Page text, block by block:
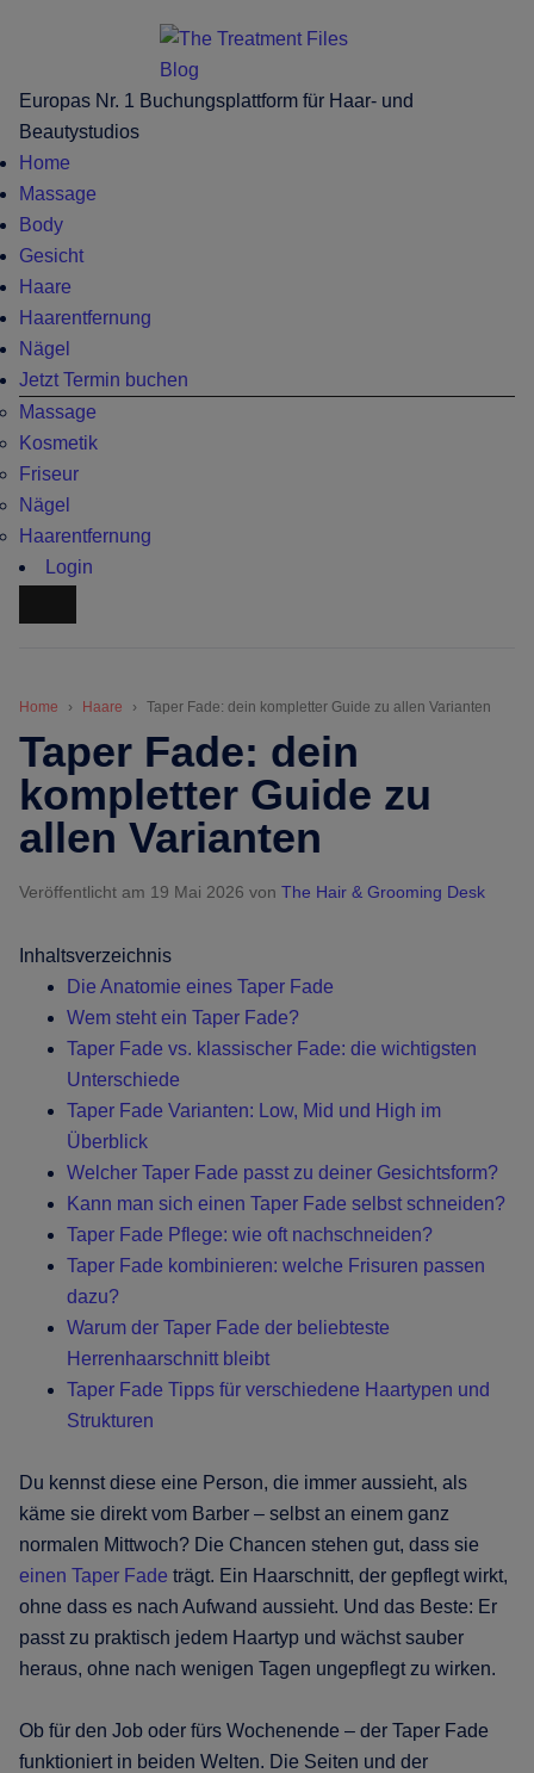
content
menu
Europas Nr. 1 Buchungsplattform für Haar- und
Beautystudios
Home
Massage
Body
Gesicht
Haare
Haarentfernung
Nägel
Jetzt Termin buchen
Massage
Kosmetik
Friseur
Nägel
Haarentfernung
Login
Home Haare Taper Fade: dein kompletter Guide zu allen Varianten
Taper Fade: dein
kompletter Guide zu
allen Varianten
Veröffentlicht am 19 Mai 2026 von The Hair & Grooming Desk
Inhaltsverzeichnis
Die Anatomie eines Taper Fade
Wem steht ein Taper Fade?
Taper Fade vs. klassischer Fade: die wichtigsten
Unterschiede
Taper Fade Varianten: Low, Mid und High im
Überblick
Welcher Taper Fade passt zu deiner Gesichtsform?
Kann man sich einen Taper Fade selbst schneiden?
Taper Fade Pflege: wie oft nachschneiden?
Taper Fade kombinieren: welche Frisuren passen
dazu?
Warum der Taper Fade der beliebteste
Herrenhaarschnitt bleibt
Taper Fade Tipps für verschiedene Haartypen und
Strukturen
Du kennst diese eine Person, die immer aussieht, als
käme sie direkt vom Barber – selbst an einem ganz
normalen Mittwoch? Die Chancen stehen gut, dass sie
einen Taper Fade trägt. Ein Haarschnitt, der gepflegt wirkt,
ohne dass es nach Aufwand aussieht. Und das Beste: Er
passt zu praktisch jedem Haartyp und wächst sauber
heraus, ohne nach wenigen Tagen ungepflegt zu wirken.
Ob für den Job oder fürs Wochenende – der Taper Fade
funktioniert in beiden Welten. Die Seiten und der